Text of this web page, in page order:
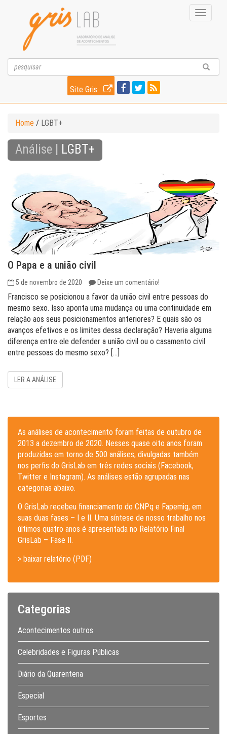
Toggle
Site Gris
Home / LGBT+
Análise | LGBT+
O Papa e a união civil
5 de novembro de 2020 Deixe um comentário!
Francisco se posicionou a favor da união civil entre pessoas do
mesmo sexo. Isso aponta uma mudança ou uma continuidade em
relação aos seus posicionamentos anteriores? E quais são os
avanços efetivos e os limites dessa declaração? Haveria alguma
diferença entre ele defender a união civil ou o casamento civil
entre pessoas do mesmo sexo? […]
LER A ANÁLISE
As análises de acontecimento foram feitas de outubro de
2013 a dezembro de 2020. Nesses quase oito anos foram
produzidas em torno de 500 análises, divulgadas também
nos perfis do GrisLab em três redes sociais (Facebook,
Twitter e Instagram). As análises estão agrupadas nas
categorias abaixo.
O GrisLab recebeu financiamento do CNPq e Fapemig, em
suas duas fases – I e II. Uma síntese de nosso trabalho nos
últimos quatro anos é apresentada no Relatório Final
GrisLab – Fase II.
> baixar relatório (PDF)
Categorias
Acontecimentos outros
Celebridades e Figuras Públicas
Diário da Quarentena
Especial
Esportes